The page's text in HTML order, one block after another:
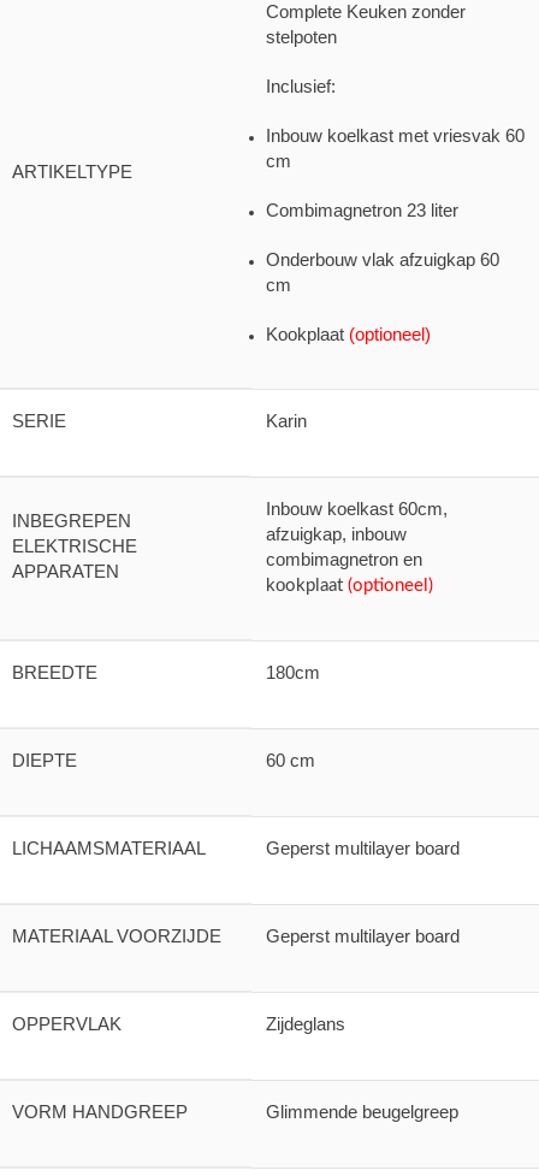
ARTIKELTYPE
Complete Keuken zonder
stelpoten
Inclusief:
Inbouw koelkast met vriesvak 60
cm
Combimagnetron 23 liter
Onderbouw vlak afzuigkap 60
cm
Kookplaat (optioneel)
SERIE Karin
INBEGREPEN
ELEKTRISCHE
APPARATEN
Inbouw koelkast 60cm,
afzuigkap, inbouw
combimagnetron en
kookplaat (optioneel)
BREEDTE 180cm
DIEPTE 60 cm
LICHAAMSMATERIAAL Geperst multilayer board
MATERIAAL VOORZIJDE Geperst multilayer board
OPPERVLAK Zijdeglans
VORM HANDGREEP Glimmende beugelgreep